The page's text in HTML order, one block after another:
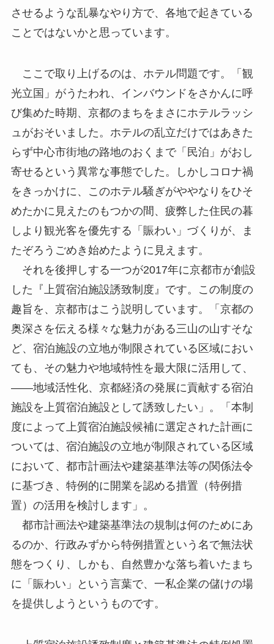
させるような乱暴なやり方で、各地で起きている
ことではないかと思っています。
ここで取り上げるのは、ホテル問題です。「観
光立国」がうたわれ、インバウンドをさかんに呼
び集めた時期、京都のまちをまさにホテルラッシ
ュがおそいました。ホテルの乱立だけではあきた
らず中心市街地の路地のおくまで「民泊」がおし
寄せるという異常な事態でした。しかしコロナ禍
をきっかけに、このホテル騒ぎがややなりをひそ
めたかに見えたのもつかの間、疲弊した住民の暮
しより観光客を優先する「賑わい」づくりが、ま
たぞろうごめき始めたように見えます。
それを後押しする一つが2017年に京都市が創設
した『上質宿泊施設誘致制度』です。この制度の
趣旨を、京都市はこう説明しています。「京都の
奥深さを伝える様々な魅力がある三山の山すそな
ど、宿泊施設の立地が制限されている区域におい
ても、その魅力や地域特性を最大限に活用して、
――地域活性化、京都経済の発展に貢献する宿泊
施設を上質宿泊施設として誘致したい」。「本制
度によって上質宿泊施設候補に選定された計画に
ついては、宿泊施設の立地が制限されている区域
において、都市計画法や建築基準法等の関係法令
に基づき、特例的に開業を認める措置（特例措
置）の活用を検討します」。
都市計画法や建築基準法の規制は何のためにあ
るのか、行政みずから特例措置という名で無法状
態をつくり、しかも、自然豊かな落ち着いたまち
に「賑わい」という言葉で、一私企業の儲けの場
を提供しようというものです。